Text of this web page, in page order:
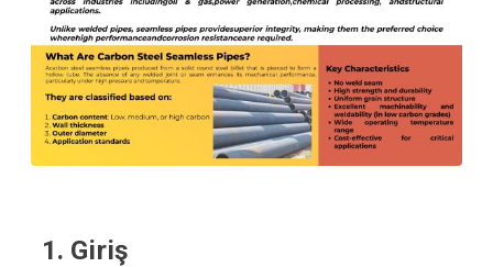
1. Giriş